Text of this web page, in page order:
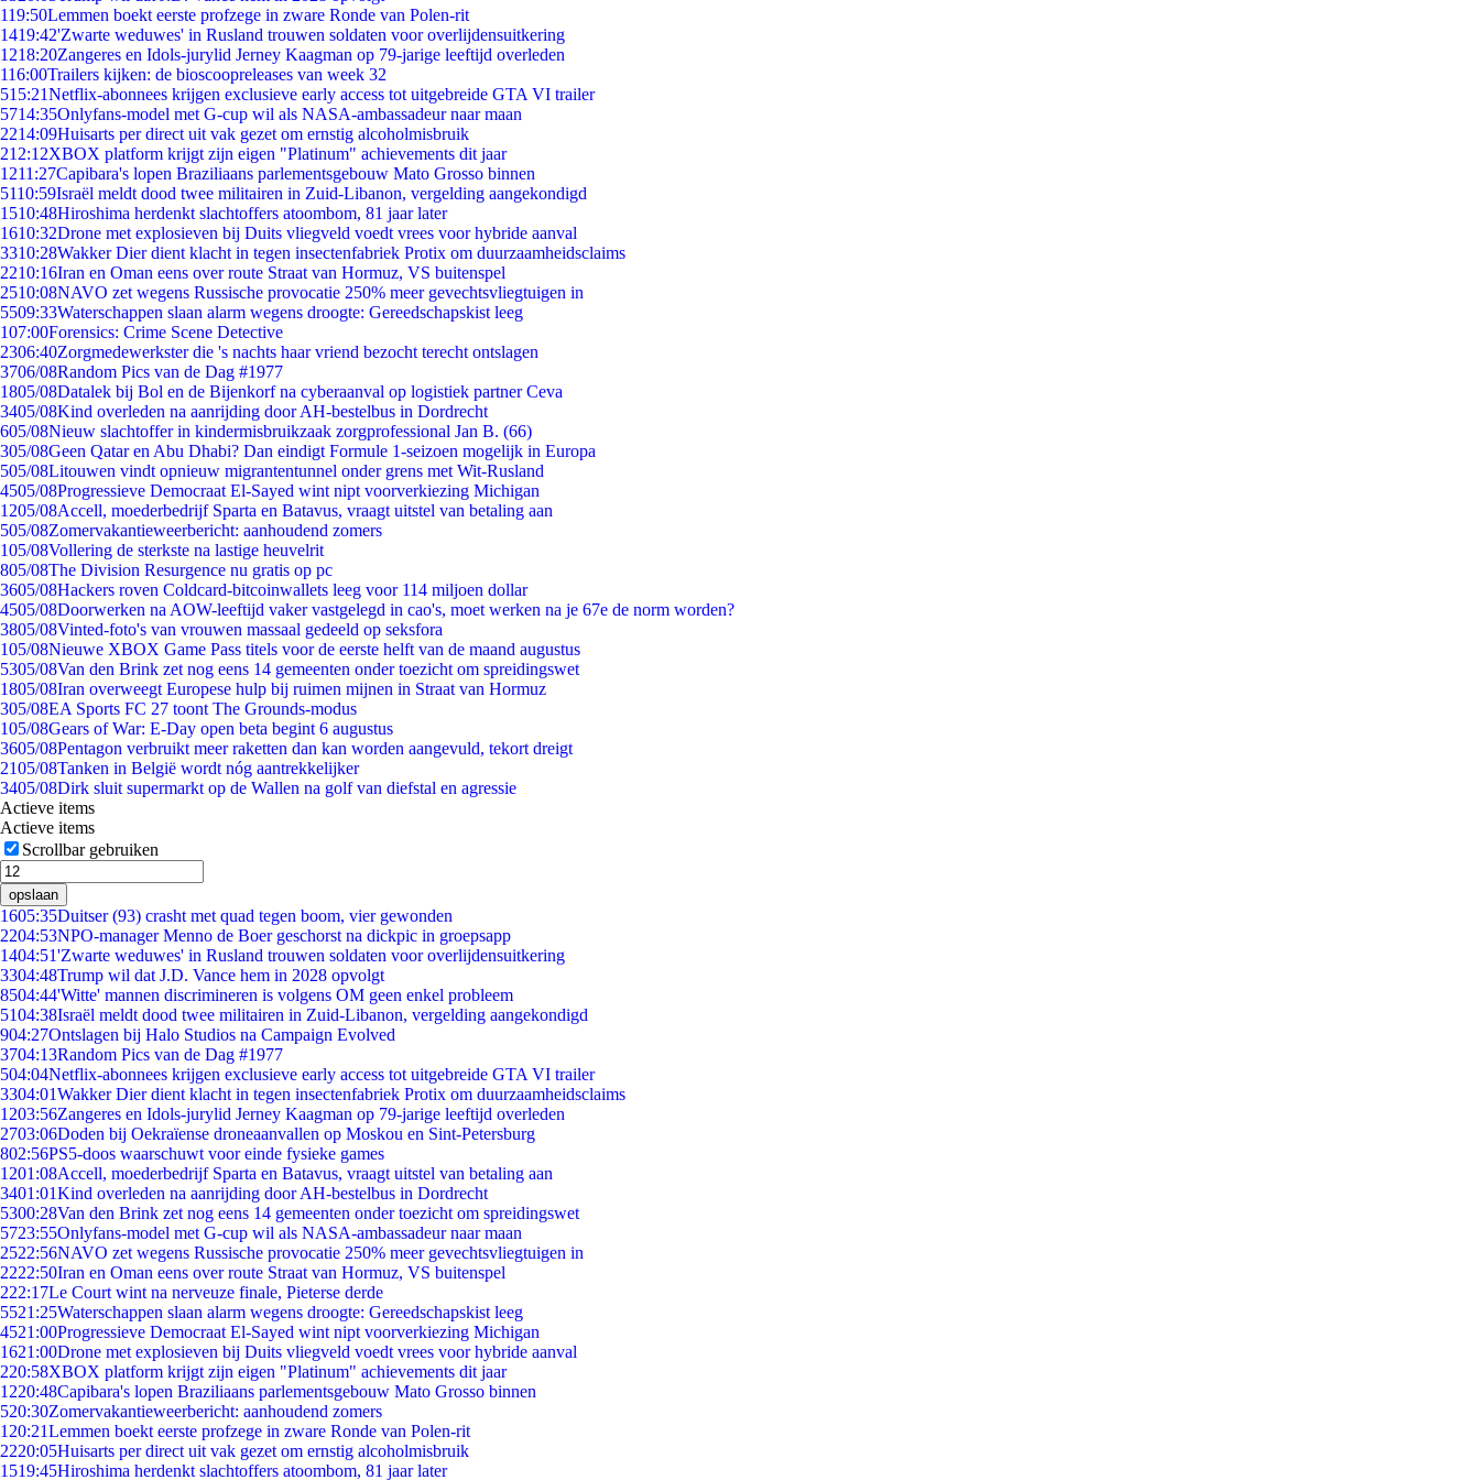
119:50Lemmen boekt eerste profzege in zware Ronde van Polen-rit
1419:42'Zwarte weduwes' in Rusland trouwen soldaten voor overlijdensuitkering
1218:20Zangeres en Idols-jurylid Jerney Kaagman op 79-jarige leeftijd overleden
116:00Trailers kijken: de bioscoopreleases van week 32
515:21Netflix-abonnees krijgen exclusieve early access tot uitgebreide GTA VI trailer
5714:35Onlyfans-model met G-cup wil als NASA-ambassadeur naar maan
2214:09Huisarts per direct uit vak gezet om ernstig alcoholmisbruik
212:12XBOX platform krijgt zijn eigen "Platinum" achievements dit jaar
1211:27Capibara's lopen Braziliaans parlementsgebouw Mato Grosso binnen
5110:59Israël meldt dood twee militairen in Zuid-Libanon, vergelding aangekondigd
1510:48Hiroshima herdenkt slachtoffers atoombom, 81 jaar later
1610:32Drone met explosieven bij Duits vliegveld voedt vrees voor hybride aanval
3310:28Wakker Dier dient klacht in tegen insectenfabriek Protix om duurzaamheidsclaims
2210:16Iran en Oman eens over route Straat van Hormuz, VS buitenspel
2510:08NAVO zet wegens Russische provocatie 250% meer gevechtsvliegtuigen in
5509:33Waterschappen slaan alarm wegens droogte: Gereedschapskist leeg
107:00Forensics: Crime Scene Detective
2306:40Zorgmedewerkster die 's nachts haar vriend bezocht terecht ontslagen
3706/08Random Pics van de Dag #1977
1805/08Datalek bij Bol en de Bijenkorf na cyberaanval op logistiek partner Ceva
3405/08Kind overleden na aanrijding door AH-bestelbus in Dordrecht
605/08Nieuw slachtoffer in kindermisbruikzaak zorgprofessional Jan B. (66)
305/08Geen Qatar en Abu Dhabi? Dan eindigt Formule 1-seizoen mogelijk in Europa
505/08Litouwen vindt opnieuw migrantentunnel onder grens met Wit-Rusland
4505/08Progressieve Democraat El-Sayed wint nipt voorverkiezing Michigan
1205/08Accell, moederbedrijf Sparta en Batavus, vraagt uitstel van betaling aan
505/08Zomervakantieweerbericht: aanhoudend zomers
105/08Vollering de sterkste na lastige heuvelrit
805/08The Division Resurgence nu gratis op pc
3605/08Hackers roven Coldcard-bitcoinwallets leeg voor 114 miljoen dollar
4505/08Doorwerken na AOW-leeftijd vaker vastgelegd in cao's, moet werken na je 67e de norm worden?
3805/08Vinted-foto's van vrouwen massaal gedeeld op seksfora
105/08Nieuwe XBOX Game Pass titels voor de eerste helft van de maand augustus
5305/08Van den Brink zet nog eens 14 gemeenten onder toezicht om spreidingswet
1805/08Iran overweegt Europese hulp bij ruimen mijnen in Straat van Hormuz
305/08EA Sports FC 27 toont The Grounds-modus
105/08Gears of War: E-Day open beta begint 6 augustus
3605/08Pentagon verbruikt meer raketten dan kan worden aangevuld, tekort dreigt
2105/08Tanken in België wordt nóg aantrekkelijker
3405/08Dirk sluit supermarkt op de Wallen na golf van diefstal en agressie
Actieve items
Actieve items
Scrollbar gebruiken
opslaan
1605:35Duitser (93) crasht met quad tegen boom, vier gewonden
2204:53NPO-manager Menno de Boer geschorst na dickpic in groepsapp
1404:51'Zwarte weduwes' in Rusland trouwen soldaten voor overlijdensuitkering
3304:48Trump wil dat J.D. Vance hem in 2028 opvolgt
8504:44'Witte' mannen discrimineren is volgens OM geen enkel probleem
5104:38Israël meldt dood twee militairen in Zuid-Libanon, vergelding aangekondigd
904:27Ontslagen bij Halo Studios na Campaign Evolved
3704:13Random Pics van de Dag #1977
504:04Netflix-abonnees krijgen exclusieve early access tot uitgebreide GTA VI trailer
3304:01Wakker Dier dient klacht in tegen insectenfabriek Protix om duurzaamheidsclaims
1203:56Zangeres en Idols-jurylid Jerney Kaagman op 79-jarige leeftijd overleden
2703:06Doden bij Oekraïense droneaanvallen op Moskou en Sint-Petersburg
802:56PS5-doos waarschuwt voor einde fysieke games
1201:08Accell, moederbedrijf Sparta en Batavus, vraagt uitstel van betaling aan
3401:01Kind overleden na aanrijding door AH-bestelbus in Dordrecht
5300:28Van den Brink zet nog eens 14 gemeenten onder toezicht om spreidingswet
5723:55Onlyfans-model met G-cup wil als NASA-ambassadeur naar maan
2522:56NAVO zet wegens Russische provocatie 250% meer gevechtsvliegtuigen in
2222:50Iran en Oman eens over route Straat van Hormuz, VS buitenspel
222:17Le Court wint na nerveuze finale, Pieterse derde
5521:25Waterschappen slaan alarm wegens droogte: Gereedschapskist leeg
4521:00Progressieve Democraat El-Sayed wint nipt voorverkiezing Michigan
1621:00Drone met explosieven bij Duits vliegveld voedt vrees voor hybride aanval
220:58XBOX platform krijgt zijn eigen "Platinum" achievements dit jaar
1220:48Capibara's lopen Braziliaans parlementsgebouw Mato Grosso binnen
520:30Zomervakantieweerbericht: aanhoudend zomers
1 20:21Lemmen boekt eerste profzege in zware Ronde van Polen-rit
2220:05Huisarts per direct uit vak gezet om ernstig alcoholmisbruik
1519:45Hiroshima herdenkt slachtoffers atoombom, 81 jaar later